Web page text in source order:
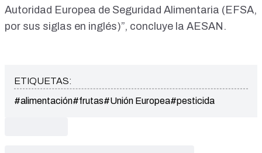
Autoridad Europea de Seguridad Alimentaria (EFSA,
por sus siglas en inglés)”, concluye la AESAN.
ETIQUETAS:
#alimentación#frutas#Unión Europea#pesticida